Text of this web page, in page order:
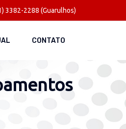
3382-2288 (Guarulhos)
CONTATO